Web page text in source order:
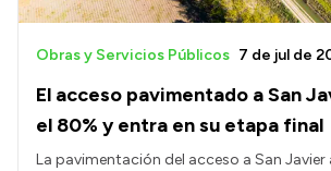
El acceso pavimentado a San
el 80% y entra en su etapa final
Obras y Servicios Públicos 7 de jul de
La pavimentación del acceso a San Javier